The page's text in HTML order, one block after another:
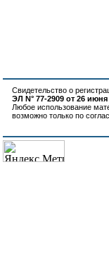
Свидетельство о
ЭЛ N° 77-2909 от 26 июня
Любое использование
возможно только по